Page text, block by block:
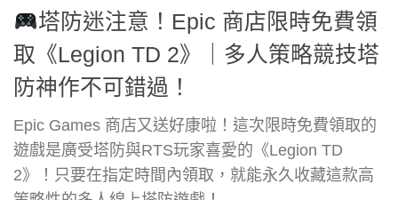
塔防迷注意！Epic 商店限時免費領
取《Legion TD 2》｜多人策略競技塔
防神作不可錯過！
Epic Games 商店又送好康啦！這次限時免費領取的
遊戲是廣受塔防與RTS玩家喜愛的《Legion TD
2》！只要在指定時間內領取，就能永久收藏這款高